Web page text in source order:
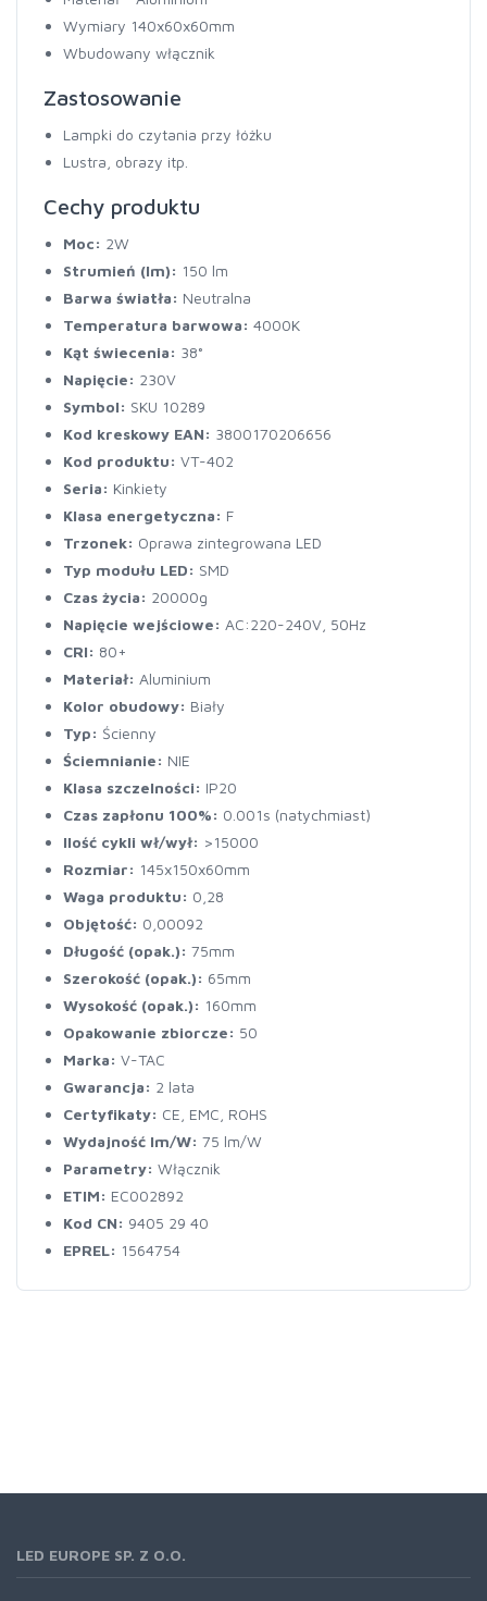
Wymiary 140x60x60mm
Wbudowany włącznik
Zastosowanie
Lampki do czytania przy łóżku
Lustra, obrazy itp.
Cechy produktu
Moc: 2W
Strumień (lm): 150 lm
Barwa światła: Neutralna
Temperatura barwowa: 4000K
Kąt świecenia: 38°
Napięcie: 230V
Symbol: SKU 10289
Kod kreskowy EAN: 3800170206656
Kod produktu: VT-402
Seria: Kinkiety
Klasa energetyczna: F
Trzonek: Oprawa zintegrowana LED
Typ modułu LED: SMD
Czas życia: 20000g
Napięcie wejściowe: AC:220-240V, 50Hz
CRI: 80+
Materiał: Aluminium
Kolor obudowy: Biały
Typ: Ścienny
Ściemnianie: NIE
Klasa szczelności: IP20
Czas zapłonu 100%: 0.001s (natychmiast)
Ilość cykli wł/wył: >15000
Rozmiar: 145x150x60mm
Waga produktu: 0,28
Objętość: 0,00092
Długość (opak.): 75mm
Szerokość (opak.): 65mm
Wysokość (opak.): 160mm
Opakowanie zbiorcze: 50
Marka: V-TAC
Gwarancja: 2 lata
Certyfikaty: CE, EMC, ROHS
Wydajność lm/W: 75 lm/W
Parametry: Włącznik
ETIM: EC002892
Kod CN: 9405 29 40
EPREL: 1564754
LED EUROPE SP. Z O.O.